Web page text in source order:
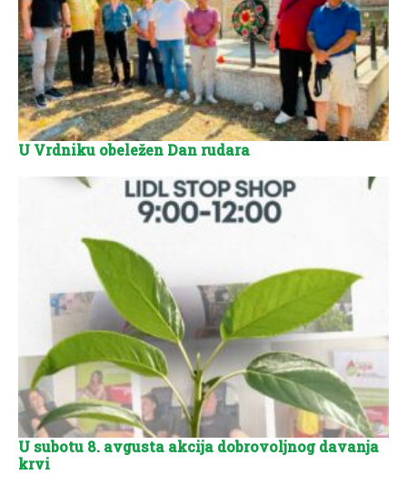
U Vrdniku obeležen Dan rudara
U subotu 8. avgusta akcija dobrovoljnog davanja
krvi